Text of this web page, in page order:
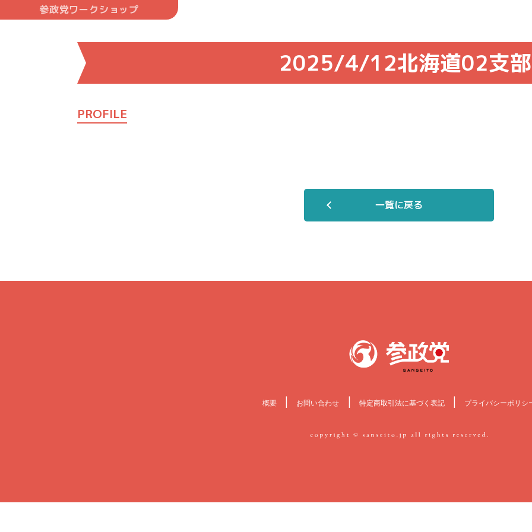
参政党ワークショップ
2025/4/12北海道02支部
PROFILE
一覧に戻る
概要 | お問い合わせ | 特定商取引法に基づく表記 | プライバシーポリシ